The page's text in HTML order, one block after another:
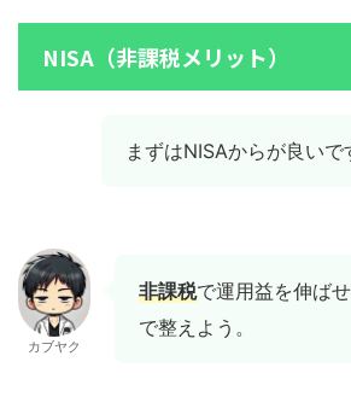
NISA（非課税メリット）
まずはNISAからが良いで
カブヤク
非課税で運用益を伸ば
で整えよう。